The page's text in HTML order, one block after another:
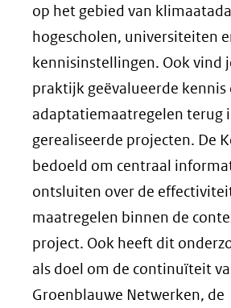
op het gebied van
hogescholen, universiteiten
kennisinstellingen. Ook vind
praktijk geëvalueerde kennis
adaptatiemaatregelen terug
gerealiseerde projecten. De
bedoeld om centraal
ontsluiten over de
maatregelen binnen de
project. Ook heeft dit
als doel om de continuïteit
Groenblauwe Netwerken, de